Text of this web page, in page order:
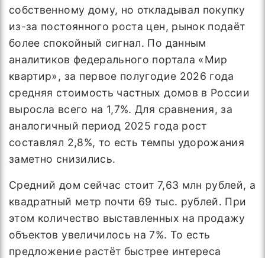
собственному дому, но откладывал покупку
из-за постоянного роста цен, рынок подаёт
более спокойный сигнал. По данным
аналитиков федерального портала «Мир
квартир», за первое полугодие 2026 года
средняя стоимость частных домов в России
выросла всего на 1,7%. Для сравнения, за
аналогичный период 2025 года рост
составлял 2,8%, то есть темпы удорожания
заметно снизились.
Средний дом сейчас стоит 7,63 млн рублей, а
квадратный метр почти 69 тыс. рублей. При
этом количество выставленных на продажу
объектов увеличилось на 7%. То есть
предложение растёт быстрее интереса